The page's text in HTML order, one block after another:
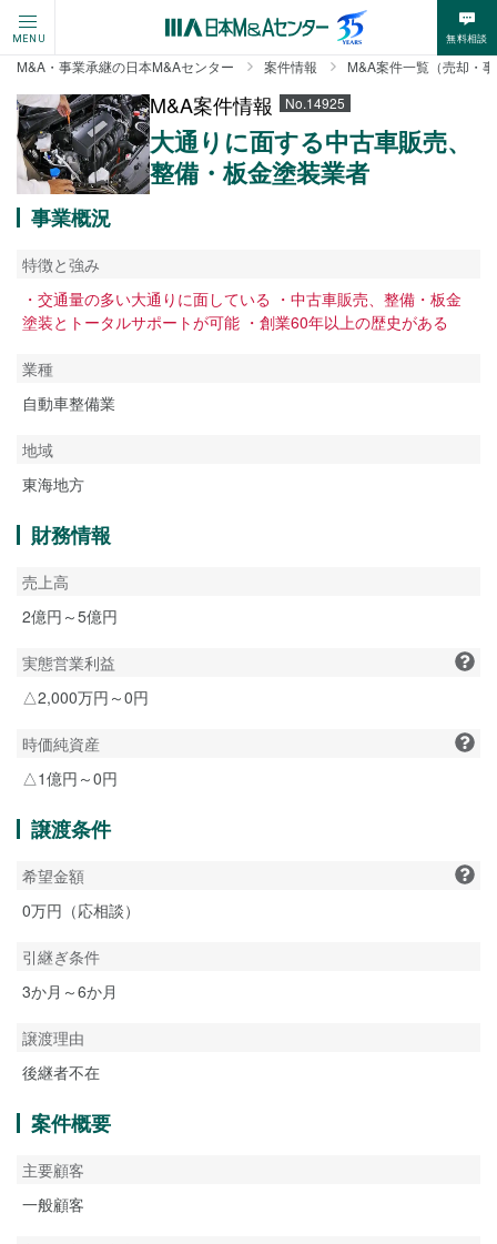
MENU 無料相談
M&A・事業承継の日本M&Aセンター 案件情報 M&A案件一覧（売却・
M&A案件情報 No.14925
大通りに面する中古車販売、
整備・板金塗装業者
事業概況
特徴と強み
・交通量の多い大通りに面している ・中古車販売、整備・板金
塗装とトータルサポートが可能 ・創業60年以上の歴史がある
業種
自動車整備業
地域
東海地方
財務情報
売上高
2億円～5億円
実態営業利益
△2,000万円～0円
時価純資産
△1億円～0円
譲渡条件
希望金額
0万円（応相談）
引継ぎ条件
3か月～6か月
譲渡理由
後継者不在
案件概要
主要顧客
一般顧客